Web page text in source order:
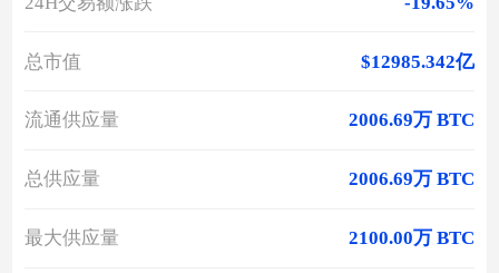
总市值 $12985.342亿
流通供应量 2006.69万 BTC
总供应量 2006.69万 BTC
最大供应量 2100.00万 BTC